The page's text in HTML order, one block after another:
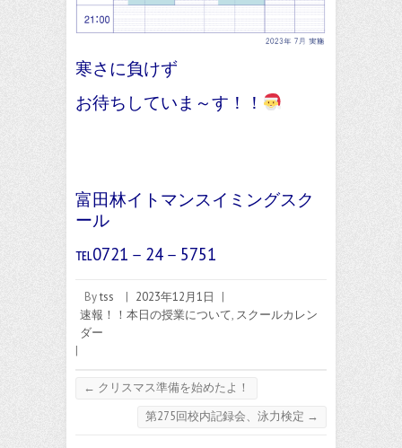
寒さに負けず
お待ちしていま～す！！
富田林イトマンスイミングスク
ール
℡0721－24－5751
Bytss | 2023年12月1日
|
速報！！本日の授業について, スクールカレン
ダー
|
← クリスマス準備を始めたよ！
第275回校内記録会、泳力検定 →